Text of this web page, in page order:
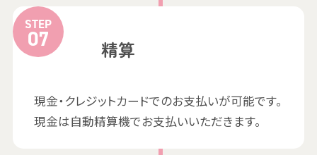
STEP
精算
現金・クレジットカードでのお支払いが可能です。
現金は自動精算機でお支払いいただきます。